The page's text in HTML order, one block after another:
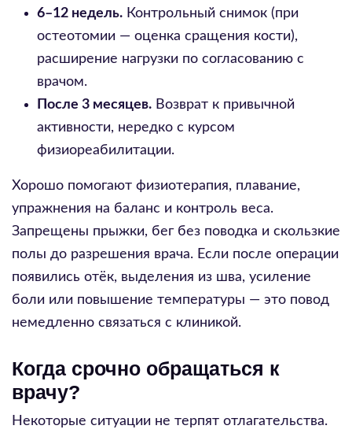
6–12 недель. Контрольный снимок (при
остеотомии — оценка сращения кости),
расширение нагрузки по согласованию с
врачом.
После 3 месяцев. Возврат к привычной
активности, нередко с курсом
физиореабилитации.
Хорошо помогают физиотерапия, плавание,
упражнения на баланс и контроль веса.
Запрещены прыжки, бег без поводка и скользкие
полы до разрешения врача. Если после операции
появились отёк, выделения из шва, усиление
боли или повышение температуры — это повод
немедленно связаться с клиникой.
Когда срочно обращаться к
врачу?
Некоторые ситуации не терпят отлагательства.